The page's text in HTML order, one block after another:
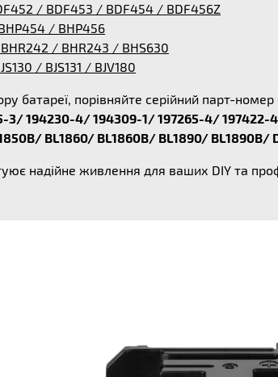
/ BDF453 / BDF454 / BDF456Z
/ BHP456
/ BHR243 / BHS630
/ BJS131 / BJV180
батареї, порівняйте серійний парт-
194230-4/ 194309-1/ 197265-4/ 197422-
BL1860/ BL1860B/ BL1890/ BL1890B/
надійне живлення для ваших DIY та